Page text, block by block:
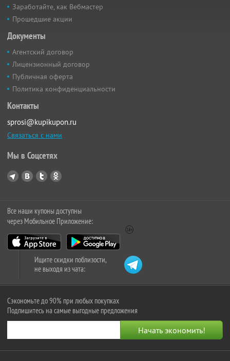
Заработайте, как Вебмастер
Прошедшие акции
Документы
Агентский договор
Лицензионный договор
Публичная оферта
Политика конфиденциальности
Контакты
sprosi@kupikupon.ru
Связаться с нами
Мы в Соцсетях
Все наши купоны доступны
через Мобильное Приложение:
Ищите скидки поблизости,
не выходя из чата:
Сэкономьте до 90% при любых покупках
Подпишитесь на самые выгодные предложения